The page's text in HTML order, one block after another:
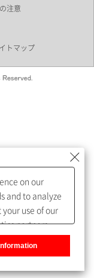
くと、技術情報や
す。
注意
トマップ
on our
and to analyze
use of our
partners,